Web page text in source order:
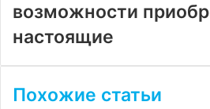
возможности
настоящие
Похожие статьи